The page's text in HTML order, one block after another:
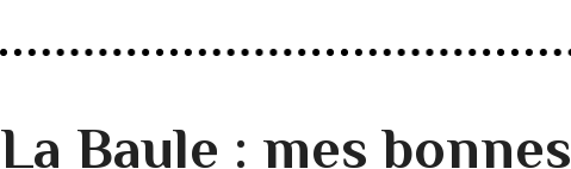
La Baule : mes bonnes